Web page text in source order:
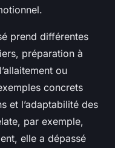
prend différentes
préparation à
ou
concrets
et l’adaptabilité des
par exemple,
elle a dépassé